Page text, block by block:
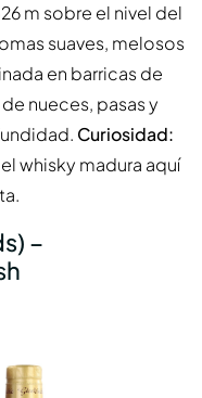
m sobre el nivel del
suaves, melosos
en barricas de
nueces, pasas y
Curiosidad:
whisky madura aquí
–